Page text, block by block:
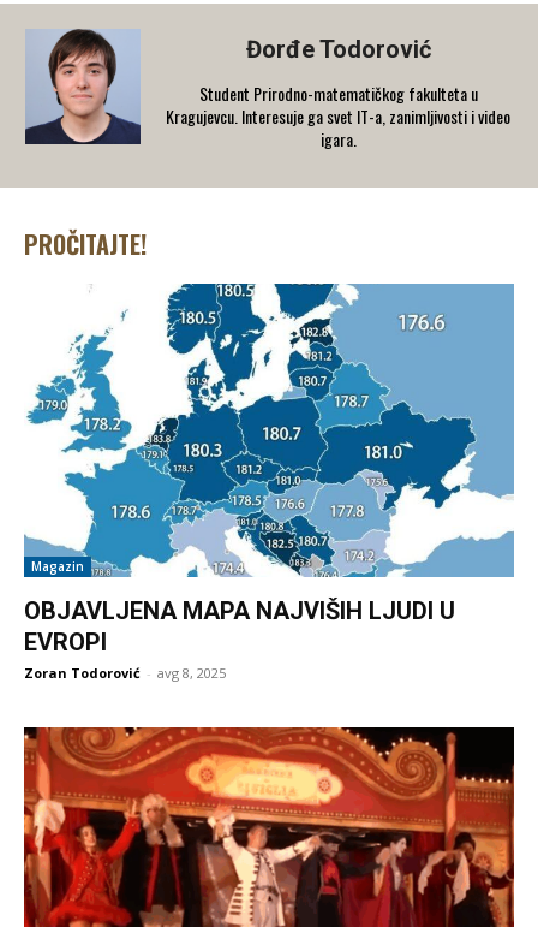
Đorđe Todorović
Student Prirodno-matematičkog fakulteta u
Kragujevcu. Interesuje ga svet IT-a, zanimljivosti i video
igara.
PROČITAJTE!
Magazin
OBJAVLJENA MAPA NAJVIŠIH LJUDI U
EVROPI
Zoran Todorović - avg 8, 2025